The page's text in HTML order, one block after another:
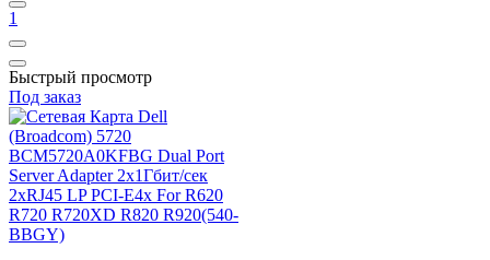
1
Быстрый просмотр
Под заказ